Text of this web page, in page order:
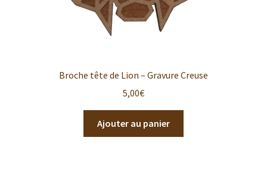
Broche tête de Lion – Gravure Creuse
5,00€
Ajouter au panier